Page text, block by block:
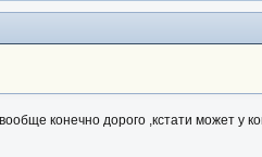
конечно дорого ,кстати может у